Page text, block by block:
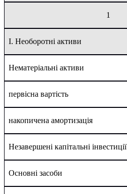
1
I. Необоротні активи
Нематеріальні активи
первісна вартість
накопичена амортизація
Незавершені капітальні інвестиції
Основні засоби